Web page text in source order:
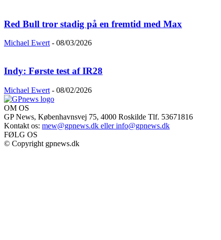
Red Bull tror stadig på en fremtid med Max
Michael Ewert - 08/03/2026
Indy: Første test af IR28
Michael Ewert - 08/02/2026
OM OS
GP News, Københavnsvej 75, 4000 Roskilde Tlf. 53671816
Kontakt os: mew@gpnews.dk eller info@gpnews.dk
FØLG OS
© Copyright gpnews.dk